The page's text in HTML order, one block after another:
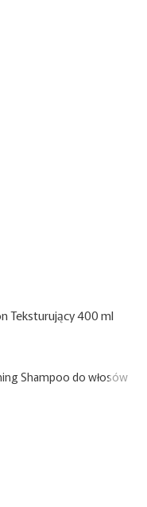
Teksturujący 400 ml